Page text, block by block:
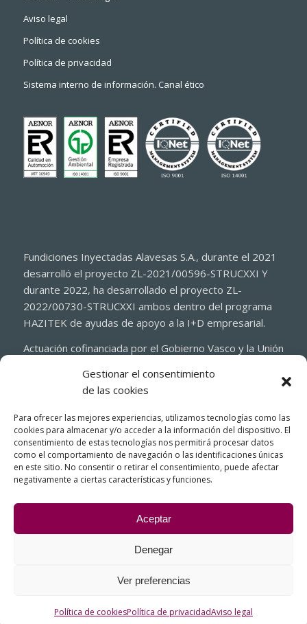
Gestionar el consentimiento
de las cookies
Para ofrecer las mejores experiencias, utilizamos tecnologías como las
cookies para almacenar y/o acceder a la información del dispositivo. El
consentimiento de estas tecnologías nos permitirá procesar datos
como el comportamiento de navegación o las identificaciones únicas
en este sitio. No consentir o retirar el consentimiento, puede afectar
negativamente a ciertas características y funciones.
Aceptar
Denegar
Ver preferencias
Política de cookiesPolítica de privacidadAviso legal
Aviso legal
Política de cookies
Política de privacidad
Sistema interno de información. Canal ético
Fundiciones Inyectadas Alavesas S.A., durante el 2021
desarrolló el proyecto ZL-2021/00596-STRUCXXI Y
durante 2022, ha desarrollado el proyecto ZL-
2022/00730-STRUCXXI ambos dentro del programa
HAZITEK de ayudas de apoyo a la I+D empresarial.
Actuación cofinanciada por el Gobierno Vasco y la Unión
Regional 2021-2027 (FEDER)
© Copyright - FIASA, Fundición Inyectada de Aluminio para la Industria
Aviso legal
Política de cookies
Sistema interno de información. Canal ético